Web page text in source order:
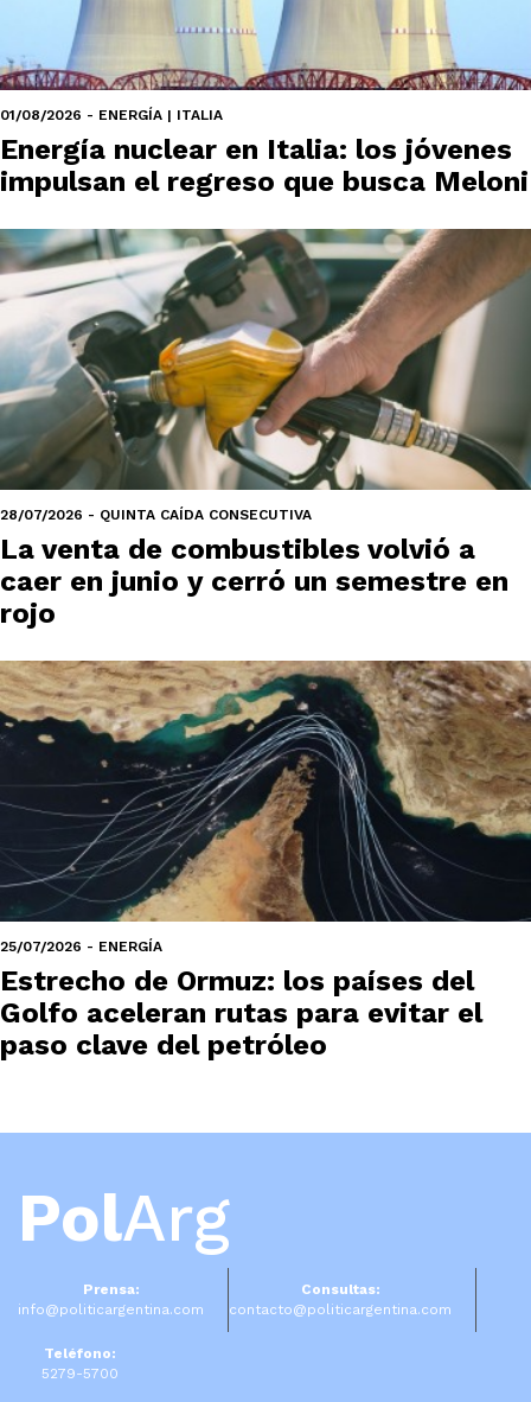
01/08/2026 - ENERGÍA | ITALIA
Energía nuclear en Italia: los jóvenes
impulsan el regreso que busca Meloni
28/07/2026 - QUINTA CAÍDA CONSECUTIVA
La venta de combustibles volvió a
caer en junio y cerró un semestre en
rojo
25/07/2026 - ENERGÍA
Estrecho de Ormuz: los países del
Golfo aceleran rutas para evitar el
paso clave del petróleo
PolArg
Prensa:
info@politicargentina.com
Consultas:
contacto@politicargentina.com
Teléfono:
5279-5700